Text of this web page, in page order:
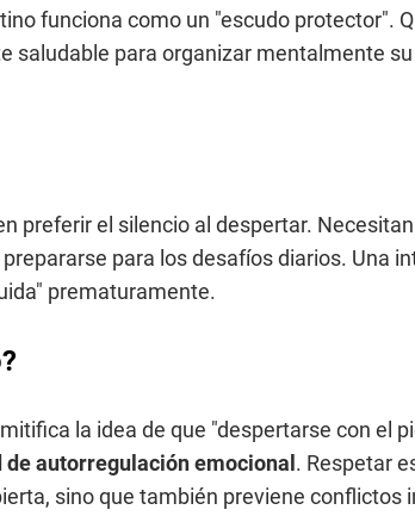
funciona como un "escudo protector".
saludable para organizar mentalmente
preferir el silencio al despertar.
para los desafíos diarios. Una
prematuramente.
la idea de que "despertarse con el
de autorregulación emocional . Respetar
sino que también previene conflictos